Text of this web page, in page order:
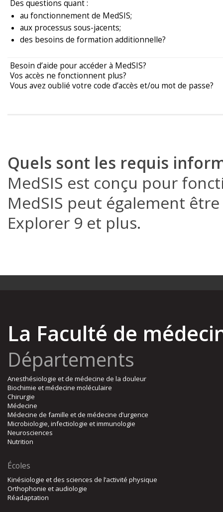
Des questions quant :
au fonctionnement de MedSIS;
aux processus sous-jacents;
des besoins de formation additionnelle?
Besoin d’aide pour accéder à MedSIS?
Vos accès ne fonctionnent plus?
Vous avez oublié votre code d’accès et/ou mot de passe?
Quels sont les requis
MedSIS est conçu pour
MedSIS peut également
Explorer 9 et plus.
La Faculté de
Départements
Anesthésiologie et de médecine de la douleur
Biochimie et médecine moléculaire
Chirurgie
Médecine
Médecine de famille et de médecine d’urgence
Microbiologie, infectiologie et immunologie
Neurosciences
Nutrition
Écoles
Kinésiologie et des sciences de l’activité physique
Orthophonie et audiologie
Réadaptation